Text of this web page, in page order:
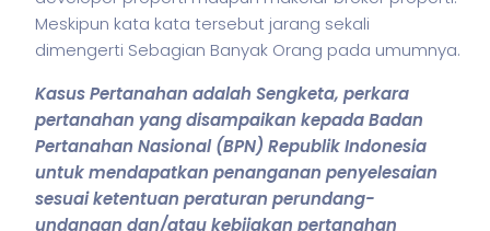
Meskipun kata kata tersebut jarang sekali
dimengerti Sebagian Banyak Orang pada umumnya.
Kasus Pertanahan adalah Sengketa, perkara
pertanahan yang disampaikan kepada Badan
Pertanahan Nasional (BPN) Republik Indonesia
untuk mendapatkan penanganan penyelesaian
sesuai ketentuan peraturan perundang-
undangan dan/atau kebijakan pertanahan